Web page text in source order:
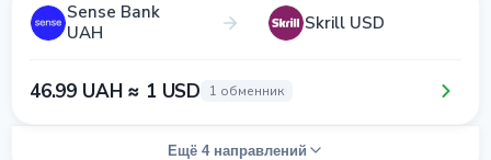
Sense Bank
UAH
Skrill USD
46.99 UAH ≈ 1 USD 1 обменник
Ещё 4 направлений